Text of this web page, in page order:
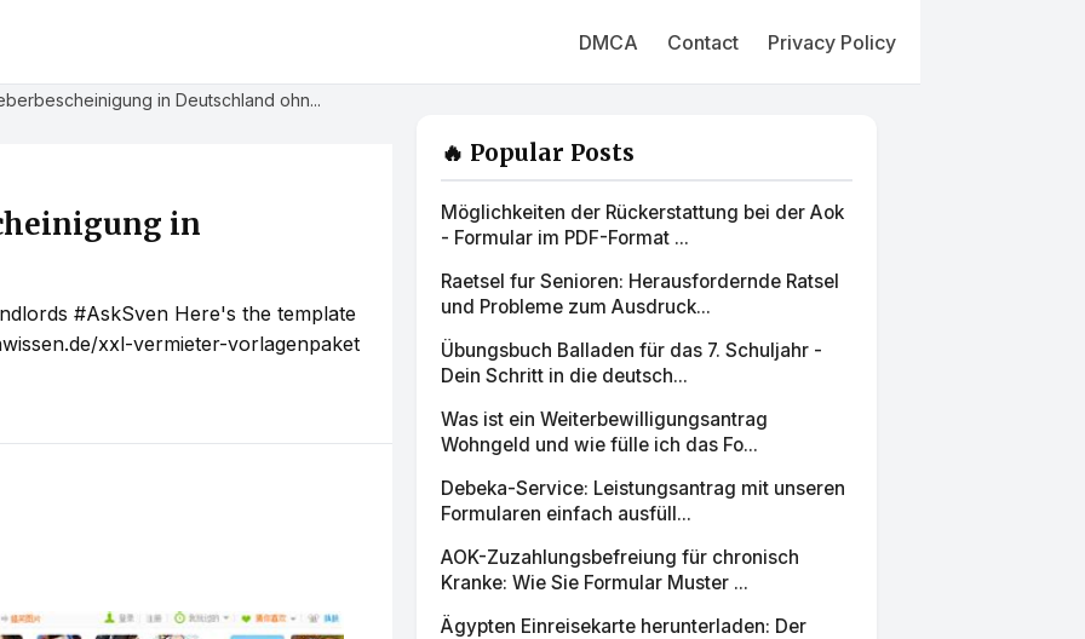
DMCA Contact Privacy Policy
in Deutschland ohn...
in
#AskSven Here's the template
xxl-vermieter-vorlagenpaket
🔥 Popular Posts
Möglichkeiten der Rückerstattung bei der Aok
- Formular im PDF-Format ...
Raetsel fur Senioren: Herausfordernde Ratsel
und Probleme zum Ausdruck...
Übungsbuch Balladen für das 7. Schuljahr -
Dein Schritt in die deutsch...
Was ist ein Weiterbewilligungsantrag
Wohngeld und wie fülle ich das Fo...
Debeka-Service: Leistungsantrag mit unseren
Formularen einfach ausfüll...
AOK-Zuzahlungsbefreiung für chronisch
Kranke: Wie Sie Formular Muster ...
Ägypten Einreisekarte herunterladen: Der